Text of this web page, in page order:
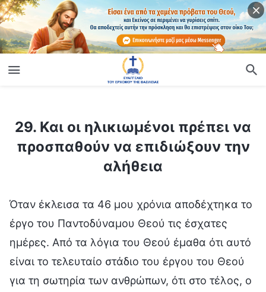
29. Και οι ηλικιωμένοι πρέπει να
προσπαθούν να επιδιώξουν την
αλήθεια
Όταν έκλεισα τα 46 μου χρόνια αποδέχτηκα το
έργο του Παντοδύναμου Θεού τις έσχατες
ημέρες. Από τα λόγια του Θεού έμαθα ότι αυτό
είναι το τελευταίο στάδιο του έργου του Θεού
για τη σωτηρία των ανθρώπων, ότι στο τέλος, ο